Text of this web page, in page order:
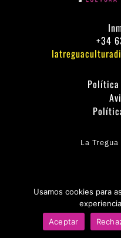
+34
Política
La
Usamos cookies para
Aceptar